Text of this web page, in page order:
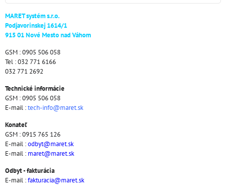
MARET systém s.r.o.
Podjavorinskej 1614/1
915 01 Nové Mesto nad Váhom
GSM : 0905 506 058
Tel : 032 771 6166
032 771 2692
Technické informácie
GSM : 0905 506 058
E-mail :tech-info@maret.sk
Konateľ
GSM : 0915 765 126
E-mail :odbyt@maret.sk
E-mail : maret@maret.sk
Odbyt - fakturácia
E-mail :fakturacia@maret.sk